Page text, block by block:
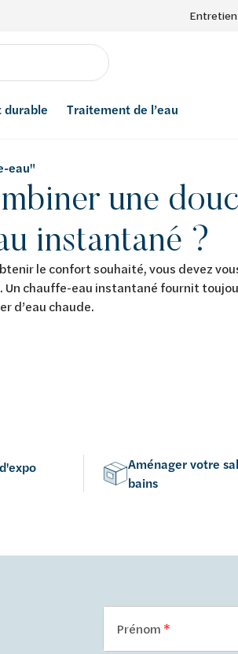
Entretien
durable Traitement de l’eau
eau"
une
instantané ?
le confort souhaité, vous devez
chauffe-eau instantané fournit
d’eau chaude.
Aménager votre
bains
Prénom